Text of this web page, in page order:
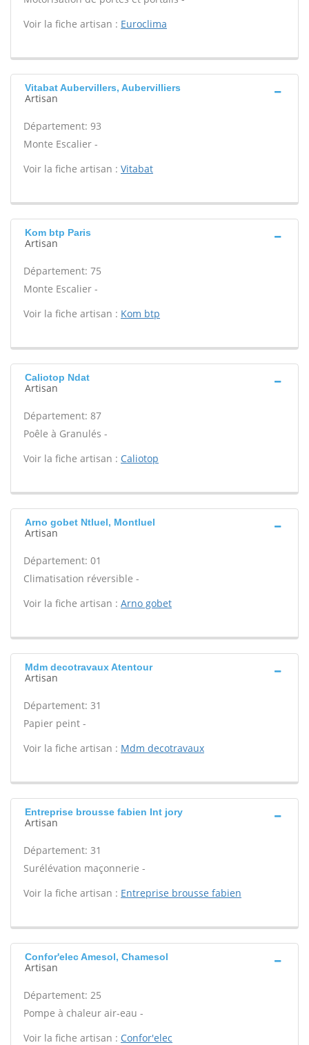
Voir la fiche artisan : Euroclima
Vitabat Aubervillers, Aubervilliers
Artisan
Département: 93
Monte Escalier -
Voir la fiche artisan : Vitabat
Kom btp Paris
Artisan
Département: 75
Monte Escalier -
Voir la fiche artisan : Kom btp
Caliotop Ndat
Artisan
Département: 87
Poêle à Granulés -
Voir la fiche artisan : Caliotop
Arno gobet Ntluel, Montluel
Artisan
Département: 01
Climatisation réversible -
Voir la fiche artisan : Arno gobet
Mdm decotravaux Atentour
Artisan
Département: 31
Papier peint -
Voir la fiche artisan : Mdm decotravaux
Entreprise brousse fabien Int jory
Artisan
Département: 31
Surélévation maçonnerie -
Voir la fiche artisan : Entreprise brousse fabien
Confor'elec Amesol, Chamesol
Artisan
Département: 25
Pompe à chaleur air-eau -
Voir la fiche artisan : Confor'elec